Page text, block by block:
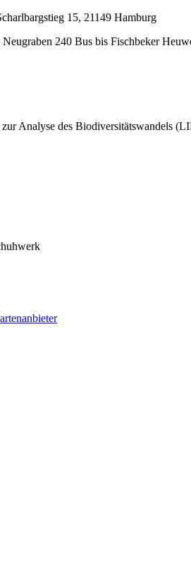
15, 21149 Hamburg
240 Bus bis Fischbeker
Analyse des Biodiversitätswandels